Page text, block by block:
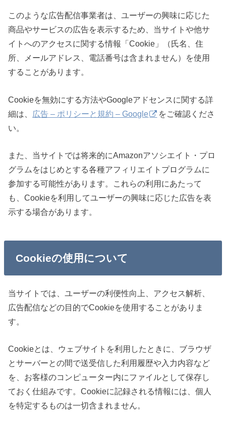
このような広告配信事業者は、ユーザーの興味に応じた
商品やサービスの広告を表示するため、当サイトや他サ
イトへのアクセスに関する情報「Cookie」（氏名、住
所、メールアドレス、電話番号は含まれません）を使用
することがあります。
Cookieを無効にする方法やGoogleアドセンスに関する詳
細は、 広告 – ポリシーと規約 – Google
をご確認くださ
い。
また、当サイトでは将来的にAmazonアソシエイト・プロ
グラムをはじめとする各種アフィリエイトプログラムに
参加する可能性があります。これらの利用にあたって
も、Cookieを利用してユーザーの興味に応じた広告を表
示する場合があります。
Cookieの使用について
当サイトでは、ユーザーの利便性向上、アクセス解析、
広告配信などの目的でCookieを使用することがありま
す。
Cookieとは、ウェブサイトを利用したときに、ブラウザ
とサーバーとの間で送受信した利用履歴や入力内容など
を、お客様のコンピューター内にファイルとして保存し
ておく仕組みです。Cookieに記録される情報には、個人
を特定するものは一切含まれません。